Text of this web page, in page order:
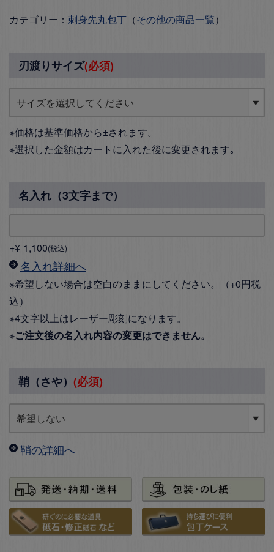
カテゴリー： 刺身先丸包丁 （その他の商品一覧）
刃渡りサイズ(必須)
※価格は基準価格から±されます。
※選択した金額はカートに入れた後に変更されます｡
名入れ（3文字まで）
+¥ 1,100 税込
名入れ詳細へ
※希望しない場合は空白のままにしてください。（+0円税
込）
※4文字以上はレーザー彫刻になります。
※ご注文後の名入れ内容の変更はできません。
鞘（さや） (必須)
鞘の詳細へ